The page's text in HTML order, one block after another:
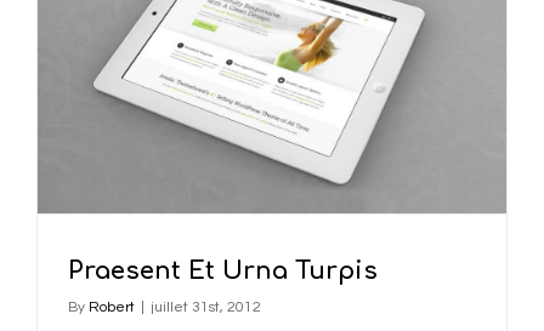
Praesent Et Urna Turpis
By Robert juillet 31st, 2012